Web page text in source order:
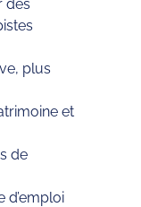
des
plus
et
de
d’emploi